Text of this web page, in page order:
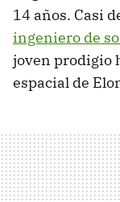
14 años. Casi
ingeniero de
joven prodigio
espacial de